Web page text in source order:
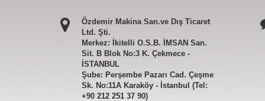
Özdemir Makina San.ve Dış Ticaret
Ltd. Şti.
Merkez: İkitelli O.S.B. İMSAN San.
Sit. B Blok No:3 K. Çekmece -
İSTANBUL
Şube: Perşembe Pazarı Cad. Çeşme
Sk. No:11A Karaköy - İstanbul (Tel:
+90 212 251 37 90)